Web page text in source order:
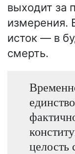
выходит за
измерения.
исток — в
смерть.
целость